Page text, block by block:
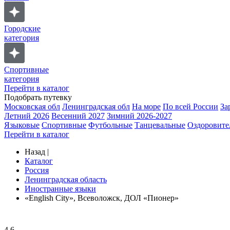
Городские
категория
Спортивные
категория
Перейти в каталог
Подобрать путевку
Московская обл Ленинградская обл На море По всей России
Летний 2026 Весенний 2027 Зимний 2026-2027
Языковые Спортивные Футбольные Танцевальные
Перейти в каталог
Назад |
Каталог
Россия
Ленинградская область
Иностранные языки
«English City», Всеволожск, ДОЛ «Пионер»